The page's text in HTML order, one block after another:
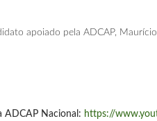
apoiado pela ADCAP,
ADCAP Nacional: https://